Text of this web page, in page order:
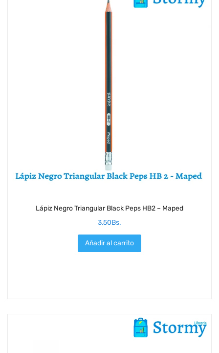
Lápiz Negro Triangular Black Peps HB2 – Maped
3,50Bs.
Añadir al carrito